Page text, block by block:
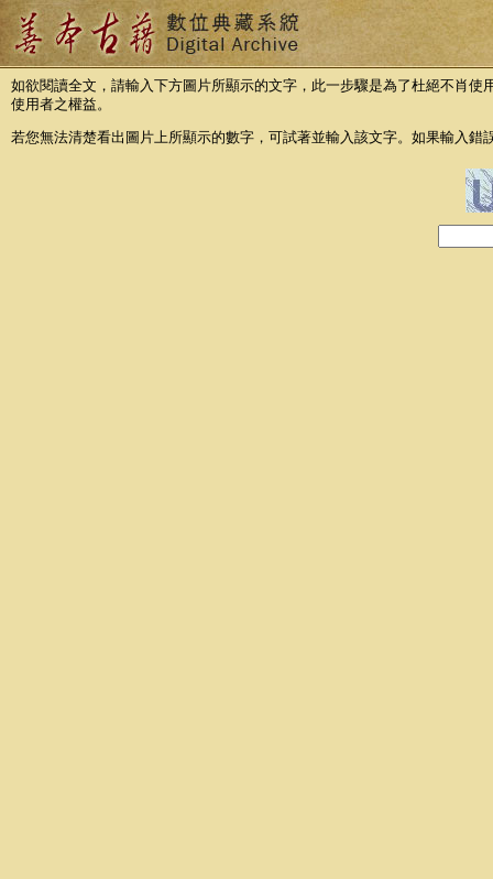
如欲閱讀全文，請輸入下方圖片所顯示的文字，此一步驟是為了杜絕不肖
使用者之權益。
若您無法清楚看出圖片上所顯示的數字，可試著並輸入該文字。如果輸入錯